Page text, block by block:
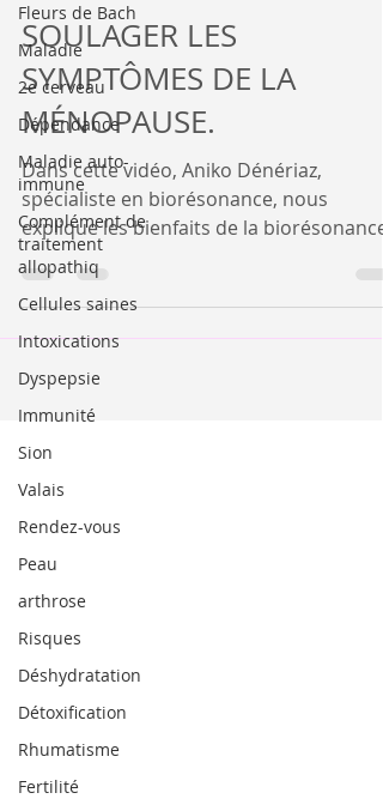
Fleurs de Bach
Maladie
2e cerveau
Dépendance
Maladie auto-
immune
Complément de
traitement
allopathiq
Cellules saines
Intoxications
Dyspepsie
Immunité
Sion
Valais
Rendez-vous
Peau
arthrose
Risques
Déshydratation
Détoxification
Rhumatisme
Fertilité
SOULAGER LES
SYMPTÔMES DE LA
MÉNOPAUSE.
Dans cette vidéo, Aniko Dénériaz,
spécialiste en biorésonance, nous
explique les bienfaits de la biorésonance
pour traiter la ménopause.